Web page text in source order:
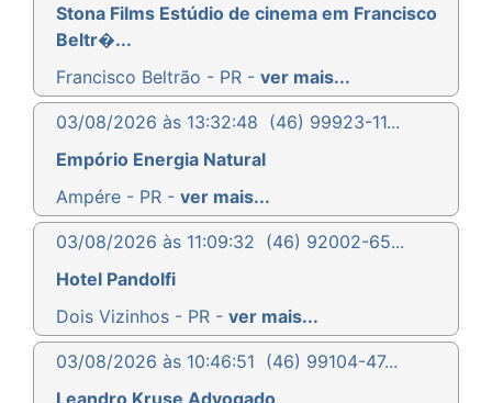
Stona Films Estúdio de cinema em Francisco
Beltr�...
Francisco Beltrão - PR - ver mais...
03/08/2026 às 13:32:48 (46) 99923-11...
Empório Energia Natural
Ampére - PR - ver mais...
03/08/2026 às 11:09:32 (46) 92002-65...
Hotel Pandolfi
Dois Vizinhos - PR - ver mais...
03/08/2026 às 10:46:51 (46) 99104-47...
Leandro Kruse Advogado